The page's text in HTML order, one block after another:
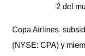
2 del
Copa Airlines,
(NYSE: CPA) y